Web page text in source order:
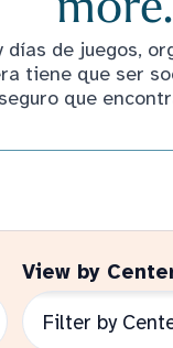
de juegos,
tiene que ser
que
View by